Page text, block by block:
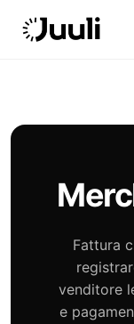
Fattura
venditore
e